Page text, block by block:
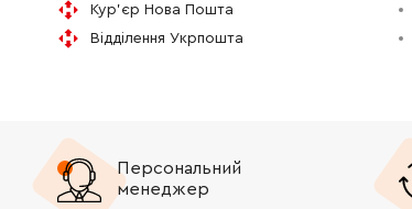
Кур'єр Нова Пошта
Відділення Укрпошта
Персональний
менеджер